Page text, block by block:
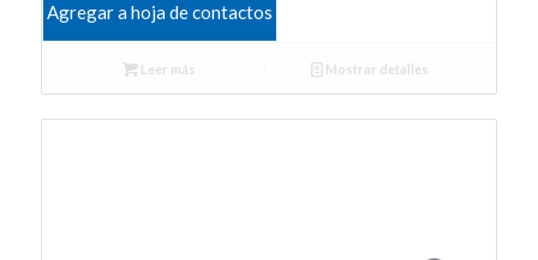
Agregar a hoja de contactos
Leer más Mostrar detalles